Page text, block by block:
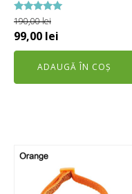
Evaluat la
5.00
din 5
190,00lei
Prețul
inițial
fost:
99,00 lei
curent
este:
99,00 lei.
ADAUGĂ ÎN COȘ